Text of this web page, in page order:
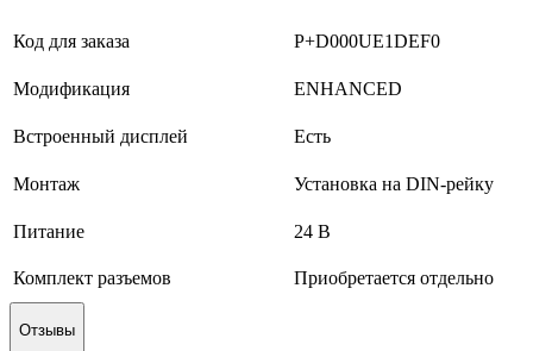
Код для заказа P+D000UE1DEF0
Модификация ENHANCED
Встроенный дисплей Есть
Монтаж Установка на DIN-рейку
Питание 24 В
Комплект разъемов Приобретается отдельно
Отзывы